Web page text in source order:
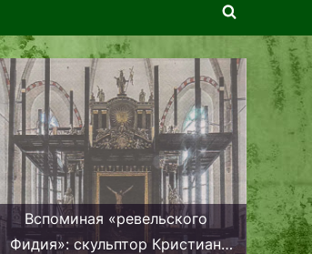
Toggle
search
form
Вспоминая «ревельского
Фидия»: скульптор Кристиан